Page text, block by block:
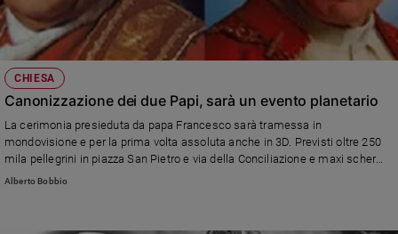
CHIESA
Canonizzazione dei due Papi, sarà un evento planetario
La cerimonia presieduta da papa Francesco sarà tramessa in
mondovisione e per la prima volta assoluta anche in 3D. Previsti oltre 250
mila pellegrini in piazza San Pietro e via della Conciliazione e maxi schermi
in tutta la città. Numerose le iniziative di solidarietà varate dalla diocesi di
Alberto Bobbio